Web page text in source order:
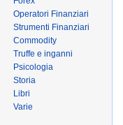
Operatori Finanziari
Strumenti Finanziari
Commodity
Truffe e inganni
Psicologia
Storia
Libri
Varie